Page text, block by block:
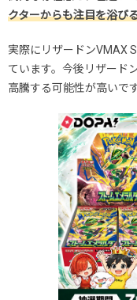
クターからも注目を浴び
実際にリザードンVMAX
ています。今後リザード
高騰する可能性が高いです